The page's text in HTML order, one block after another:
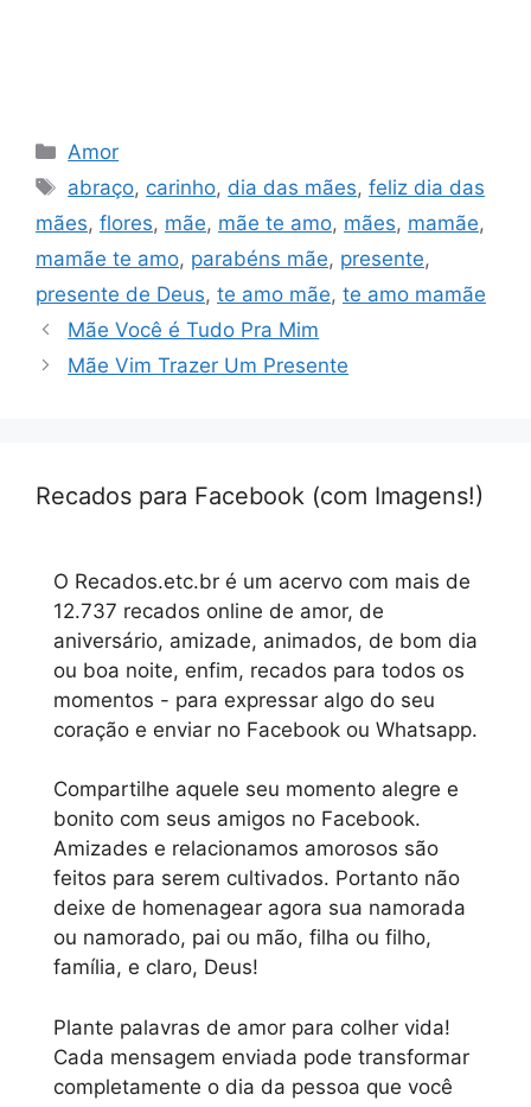
Categorias
Amor
Tags
abraço, carinho, dia das mães,feliz dia das
mães, flores, mãe, mãe te amo, mães, mamãe,
mamãe te amo, parabéns mãe, presente,
presente de Deus, te amo mãe, te amo mamãe
Mãe Você é Tudo Pra Mim
Mãe Vim Trazer Um Presente
Recados para Facebook (com Imagens!)
O Recados.etc.br é um acervo com mais de
12.737 recados online de amor, de
aniversário, amizade, animados, de bom dia
ou boa noite, enfim, recados para todos os
momentos - para expressar algo do seu
coração e enviar no Facebook ou Whatsapp.
Compartilhe aquele seu momento alegre e
bonito com seus amigos no Facebook.
Amizades e relacionamos amorosos são
feitos para serem cultivados. Portanto não
deixe de homenagear agora sua namorada
ou namorado, pai ou mão, filha ou filho,
família, e claro, Deus!
Plante palavras de amor para colher vida!
Cada mensagem enviada pode transformar
completamente o dia da pessoa que você